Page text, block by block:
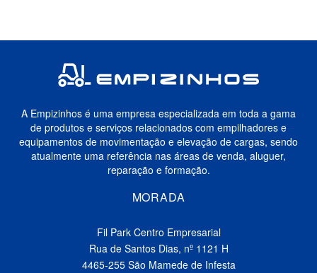
A Empizinhos é uma empresa especializada em toda a gama
de produtos e serviços relacionados com empilhadores e
equipamentos de movimentação e elevação de cargas, sendo
atualmente uma referência nas áreas de venda, aluguer,
reparação e formação.
MORADA
Fil Park Centro Empresarial
Rua de Santos Dias, nº 1121 H
4465-255 São Mamede de Infesta